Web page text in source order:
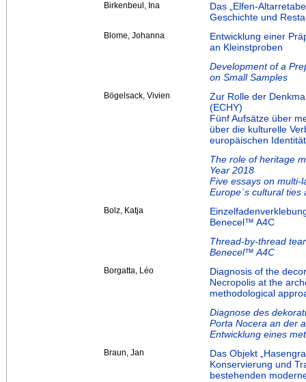
Birkenbeul, Ina
Das „Elfen-
Geschichte und
Blome, Johanna
Entwicklung einer
an Kleinstproben
Development of a
on Small Samples
Bögelsack, Vivien
Zur Rolle der
(ECHY)
Fünf Aufsätze über
über die kulturelle
europäischen
The role of heritage
Year 2018
Five essays on multi-
Europe´s cultural
Bolz, Katja
Benecel™ A4C
Thread-by-thread
Benecel™ A4C
Borgatta, Léo
Diagnosis of the
Necropolis at the
methodological
Diagnose des
Porta Nocera an der
Entwicklung eines
Braun, Jan
Das Objekt
Konservierung und
bestehenden